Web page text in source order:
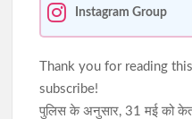
Instagram Group
Thank you for reading
subscribe!
पुलिस के अनुसार, 31 मई को